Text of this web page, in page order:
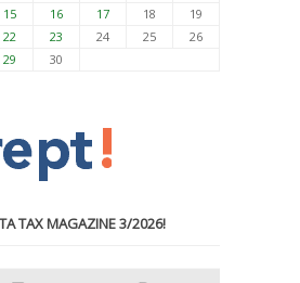
15 16 17 18
19
22 23 24 25
26
29 30
TAX MAGAZINE 3/2026!